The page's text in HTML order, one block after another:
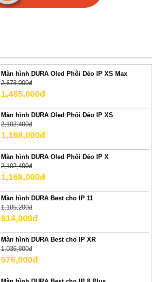
Màn hình DURA Oled Phôi Dẻo IP XS Max
2,673,000đ
1,485,000đ
Màn hình DURA Oled Phôi Dẻo IP XS
2,102,400đ
1,168,000đ
Màn hình DURA Oled Phôi Dẻo IP X
2,102,400đ
1,168,000đ
Màn hình DURA Best cho IP 11
1,105,200đ
614,000đ
Màn hình DURA Best cho IP XR
1,036,800đ
576,000đ